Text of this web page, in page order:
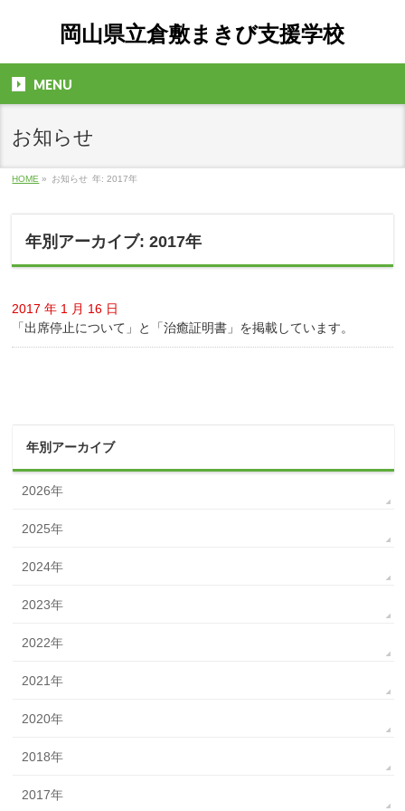
岡山県立倉敷まきび支援学校
MENU
お知らせ
HOME » お知らせ 年: 2017年
年別アーカイブ: 2017年
2017 年 1 月 16 日
「出席停止について」と「治癒証明書」を掲載しています。
年別アーカイブ
2026年
2025年
2024年
2023年
2022年
2021年
2020年
2018年
2017年